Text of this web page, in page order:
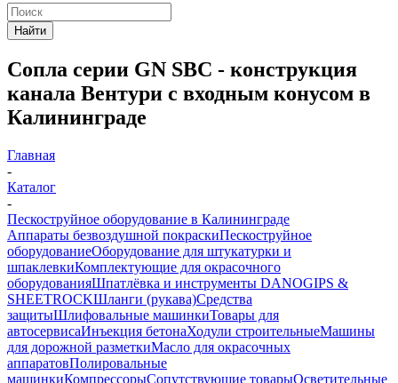
Найти
Сопла серии GN SBC - конструкция
канала Вентури c входным конусом в
Калининграде
Главная
-
Каталог
-
Пескоструйное оборудование в Калининграде
Аппараты безвоздушной покраскиПескоструйное
оборудованиеОборудование для штукатурки и
шпаклевкиКомплектующие для окрасочного
оборудованияШпатлёвка и инструменты DANOGIPS &
SHEETROCKШланги (рукава)Средства
защитыШлифовальные машинкиТовары для
автосервисаИнъекция бетонаХодули строительныеМашины
для дорожной разметкиМасло для окрасочных
аппаратовПолировальные
машинкиКомпрессорыСопутствующие товарыОсветительные